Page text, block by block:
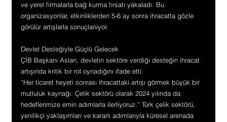
ve yerel firmalarla bağ kurma fırsatı yakaladı. Bu
organizasyonlar, etkinliklerden 5-6 ay sonra ihracatta gözle
görülür artışlarla sonuçlanıyor.
Devlet Desteğiyle Güçlü Gelecek
ÇİB Başkanı Aslan, devletin sektöre verdiği desteğin ihracat
artışında kritik bir rol oynadığını ifade etti:
“Her ticaret heyeti sonrası ihracattaki artışı görmek büyük bir
mutluluk kaynağı. Çelik sektörü olarak 2024 yılında da
hedeflerimize emin adımlarla ilerliyoruz.” Türk çelik sektörü,
yenilikçi yaklaşımları ve kararlı adımlarıyla küresel arenada